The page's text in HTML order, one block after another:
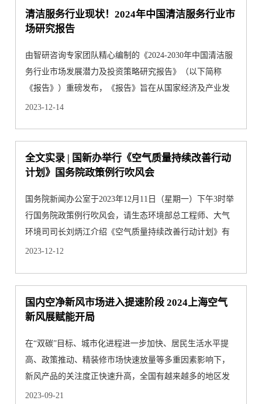
清洁服务行业现状！2024年中国清洁服务行业市
场研究报告
由智研咨询专家团队精心编制的《2024-2030年中国清洁服
务行业市场发展潜力及投资策略研究报告》（以下简称
《报告》）重磅发布，《报告》旨在从国家经济及产业发
展的战略入手···
2023-12-14
全文实录 | 国新办举行《空气质量持续改善行动
计划》国务院政策例行吹风会
国务院新闻办公室于2023年12月11日（星期一）下午3时举
行国务院政策例行吹风会，请生态环境部总工程师、大气
环境司司长刘炳江介绍《空气质量持续改善行动计划》有
关情况，并···
2023-12-12
国内空净新风市场进入提速阶段 2024上海空气
新风展赋能开局
在“双碳”目标、城市化进程进一步加快、居民生活水平提
高、政策推动、精装修市场快速放量等多重因素影响下，
新风产品的关注度正快速升高，全国有越来越多的地区发
布新风系···
2023-09-21